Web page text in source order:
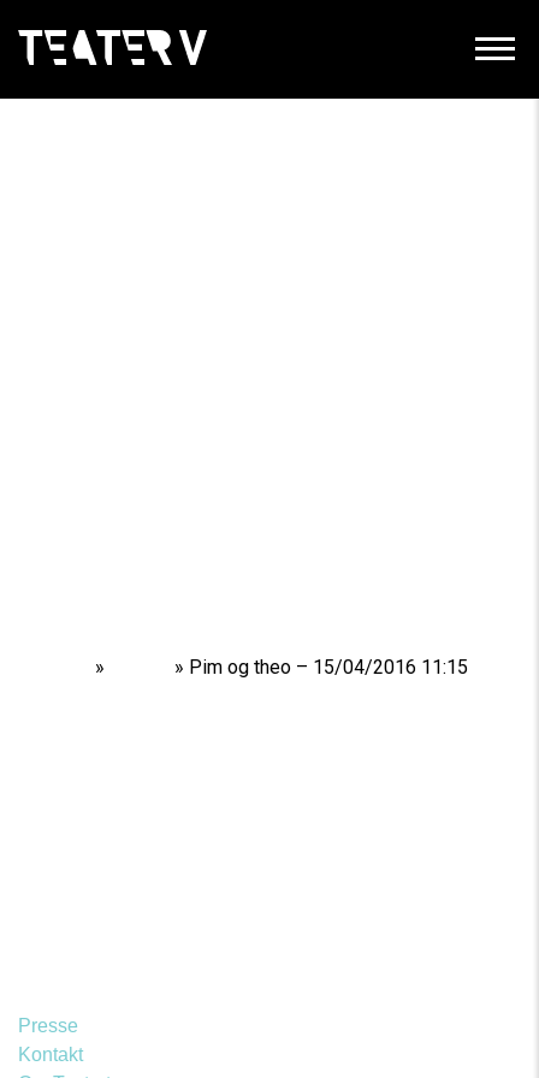
» » Pim og theo – 15/04/2016 11:15
Presse
Kontakt